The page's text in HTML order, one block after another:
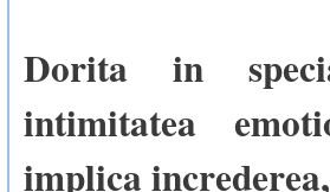
Dorita in
intimitatea
implica